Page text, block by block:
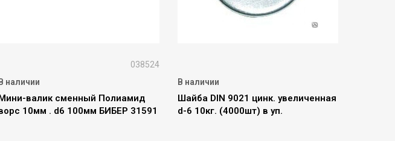
038524
В наличии
валик сменный Полиамид
10мм . d6 100мм БИБЕР 31591
В наличии
Шайба DIN 9021 цинк. увеличенная
d-6 10кг. (4000шт) в уп.